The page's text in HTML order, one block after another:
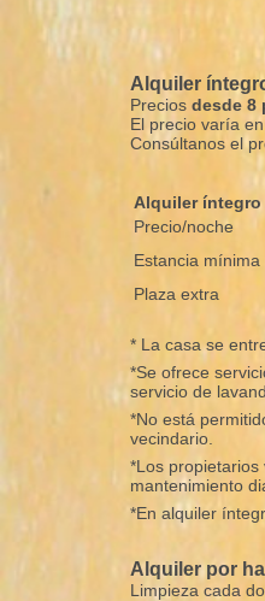
Alquiler
Precios desde 8
El precio varía
Consúltanos el
Alquiler íntegro
Precio/noche
Estancia mínima
Plaza extra
* La casa se
*Se ofrece
servicio de
*No está
vecindario.
*Los
mantenimiento
*En alquiler
Alquiler por
Limpieza cada